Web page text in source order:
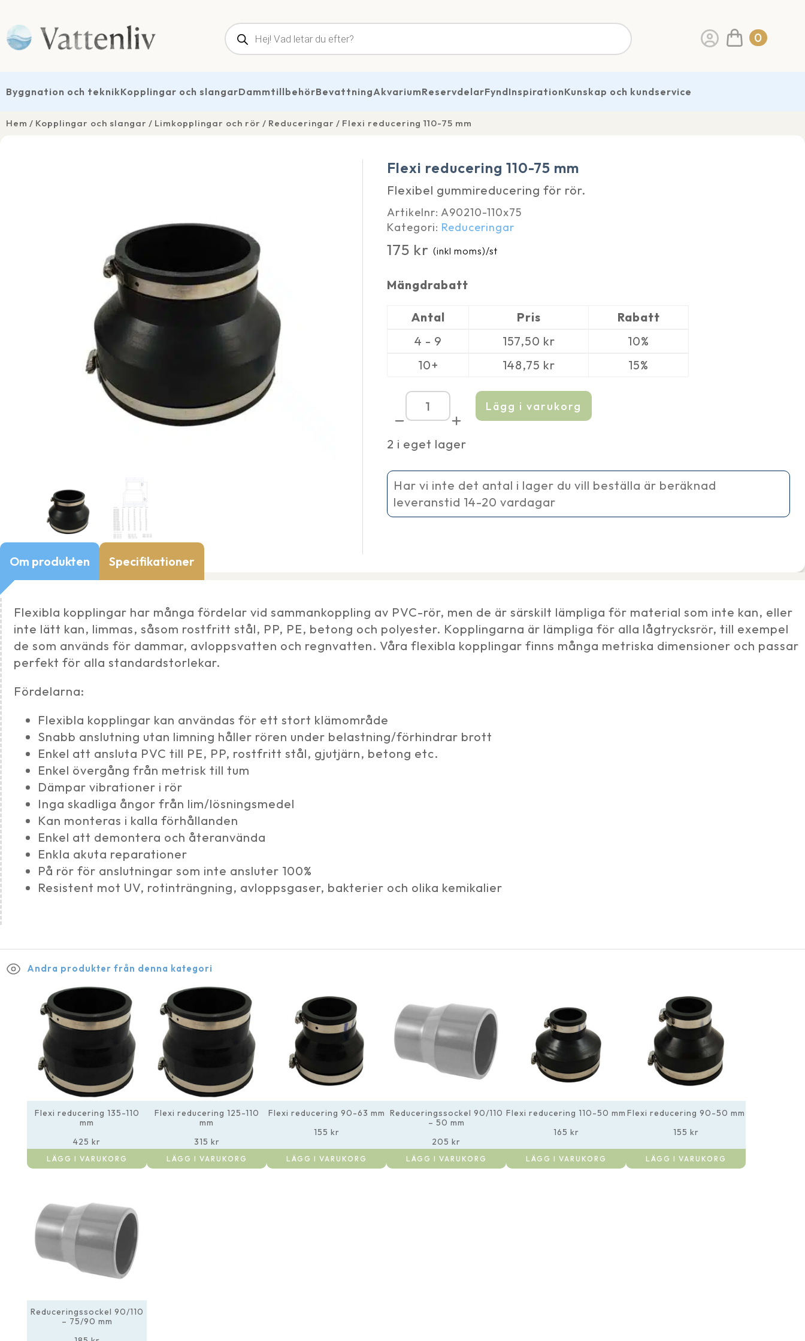
Produktsökning
0
Byggnation och teknikKopplingar och slangarDammtillbehörBevattningAkvariumReservdelarFyndInspirationKunskap och kundservice
Hem Kopplingar och slangar Limkopplingar och rör Reduceringar Flexi reducering 110-75 mm
Flexi reducering 110-75 mm
Flexibel gummireducering för rör.
Artikelnr:A90210-110x75
Kategori: Reduceringar
175 kr (inkl moms)/st
Mängdrabatt
Antal Pris
Rabatt
4 - 9
157,50 kr
10%
10+
148,75 kr 15%
2 i eget lager
Flexi
reducering
75
mängd
Lägg i varukorg
Har vi inte det antal i lager du vill beställa är beräknad
leveranstid 14-20 vardagar
Om produkten Specifikationer
Flexibla kopplingar har många fördelar vid sammankoppling av PVC-rör, men de är särskilt lämpliga för material som inte kan, eller
inte lätt kan, limmas, såsom rostfritt stål, PP, PE, betong och polyester. Kopplingarna är lämpliga för alla lågtrycksrör, till exempel
de som används för dammar, avloppsvatten och regnvatten. Våra flexibla kopplingar finns många metriska dimensioner och passar
perfekt för alla standardstorlekar.
Fördelarna:
Flexibla kopplingar kan användas för ett stort klämområde
Snabb anslutning utan limning håller rören under belastning/förhindrar brott
Enkel att ansluta PVC till PE, PP, rostfritt stål, gjutjärn, betong etc.
Enkel övergång från metrisk till tum
Dämpar vibrationer i rör
Inga skadliga ångor från lim/lösningsmedel
Kan monteras i kalla förhållanden
Enkel att demontera och återanvända
Enkla akuta reparationer
På rör för anslutningar som inte ansluter 100%
Resistent mot UV, rotinträngning, avloppsgaser, bakterier och olika kemikalier
Andra produkter från denna kategori
Flexi reducering 135-110
mm
425 kr
LÄGG I VARUKORG
Flexi reducering 125-110
mm
315 kr
LÄGG I VARUKORG
Flexi reducering 90-63 mm
155 kr
LÄGG I VARUKORG
Reduceringssockel 90/110
– 50 mm
205 kr
LÄGG I VARUKORG
Flexi reducering 110-50 mm
165 kr
LÄGG I VARUKORG
Flexi reducering 90-50 mm
155 kr
LÄGG I VARUKORG
Reduceringssockel 90/110
– 75/90 mm